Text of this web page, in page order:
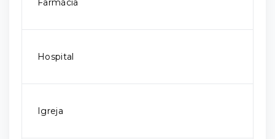
Farmácia
Hospital
Igreja